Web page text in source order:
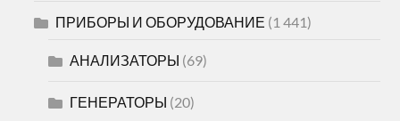
ПРИБОРЫ И ОБОРУДОВАНИЕ (1 441)
АНАЛИЗАТОРЫ (69)
ГЕНЕРАТОРЫ (20)